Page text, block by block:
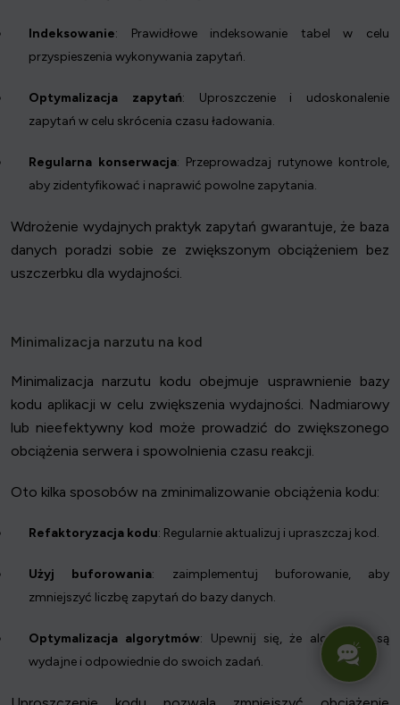
Indeksowanie: Prawidłowe indeksowanie tabel w celu
przyspieszenia wykonywania zapytań.
Optymalizacja zapytań: Uproszczenie i udoskonalenie
zapytań w celu skrócenia czasu ładowania.
Regularna konserwacja: Przeprowadzaj rutynowe kontrole,
aby zidentyfikować i naprawić powolne zapytania.
Wdrożenie wydajnych praktyk zapytań gwarantuje, że baza
danych poradzi sobie ze zwiększonym obciążeniem bez
uszczerbku dla wydajności.
Minimalizacja narzutu na kod
Minimalizacja narzutu kodu obejmuje usprawnienie bazy
kodu aplikacji w celu zwiększenia wydajności. Nadmiarowy
lub nieefektywny kod może prowadzić do zwiększonego
obciążenia serwera i spowolnienia czasu reakcji.
Oto kilka sposobów na zminimalizowanie obciążenia kodu:
Refaktoryzacja kodu: Regularnie aktualizuj i upraszczaj kod.
Użyj buforowania: zaimplementuj buforowanie, aby
zmniejszyć liczbę zapytań do bazy danych.
Optymalizacja algorytmów: Upewnij się, że algorytmy są
wydajne i odpowiednie do swoich zadań.